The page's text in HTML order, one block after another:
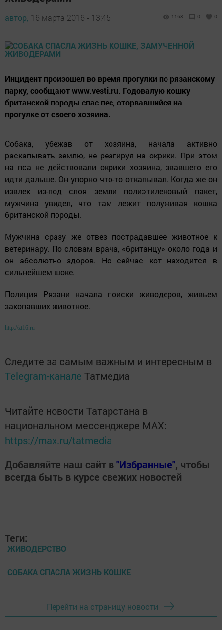
автор, 16 марта 2016 - 13:45 1168 0 0
Инцидент произошел во время прогулки по рязанскому
парку, сообщают www.vesti.ru. Годовалую кошку
британской породы спас пес, оторвавшийся на
прогулке от своего хозяина.
Собака, убежав от хозяина, начала активно
раскапывать землю, не реагируя на окрики. При этом
на пса не действовали окрики хозяина, звавшего его
идти дальше. Он упорно что-то откапывал. Когда же он
извлек из-под слоя земли полиэтиленовый пакет,
мужчина увидел, что там лежит полуживая кошка
британской породы.
Мужчина сразу же отвез пострадавшее животное к
ветеринару. По словам врача, «британцу» около года и
он абсолютно здоров. Но сейчас кот находится в
сильнейшем шоке.
Полиция Рязани начала поиски живодеров, живьем
закопавших животное.
http://zt16.ru
Следите за самым важным и интересным в
Telegram-канале Татмедиа
Читайте новости Татарстана в
национальном мессенджере MАХ:
https://max.ru/tatmedia
Добавляйте наш сайт в"Избранные", чтобы
всегда быть в курсе свежих новостей
Теги:
ЖИВОДЕРСТВО
СОБАКА СПАСЛА ЖИЗНЬ КОШКЕ
Перейти на страницу новости